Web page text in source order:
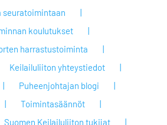
seuratoimintaan
koulutukset
harrastustoiminta
Keilailuliiton yhteystiedot
Puheenjohtajan blogi
Toimintasäännöt
Suomen Keilailuliiton tukijat